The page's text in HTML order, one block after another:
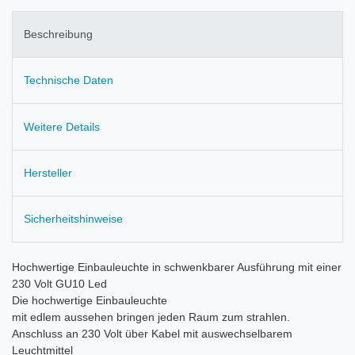
Beschreibung
Technische Daten
Weitere Details
Hersteller
Sicherheitshinweise
Hochwertige Einbauleuchte in schwenkbarer Ausführung mit einer
230 Volt GU10 Led
Die hochwertige Einbauleuchte
mit edlem aussehen bringen jeden Raum zum strahlen.
Anschluss an 230 Volt über Kabel mit auswechselbarem
Leuchtmittel